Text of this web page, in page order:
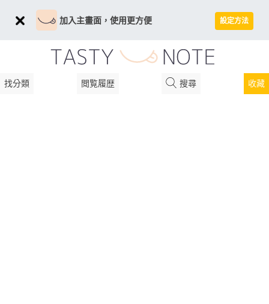
加入主畫面，使用更方便 設定方法
找分類 閲覧履歴 搜尋 收藏